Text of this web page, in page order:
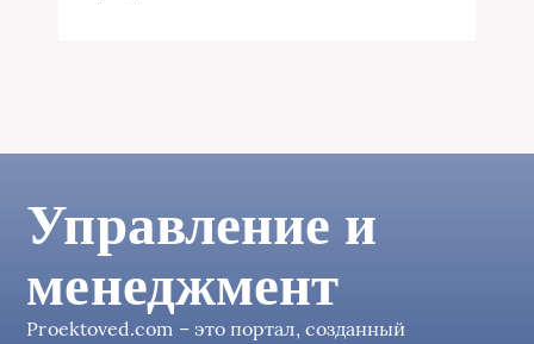
Управление и
менеджмент
Proektoved.com – это портал, созданный